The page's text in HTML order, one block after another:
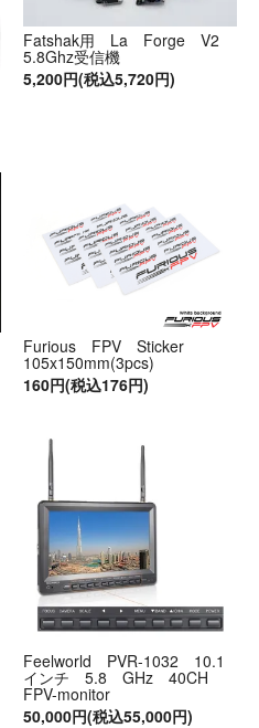
Fatshak用 La Forge V2
5.8Ghz受信機
5,200円(税込5,720円)
Furious FPV Sticker
105x150mm(3pcs)
160円(税込176円)
Feelworld PVR-1032 10.1
インチ 5.8 GHz 40CH
FPV-monitor
50,000円(税込55,000円)